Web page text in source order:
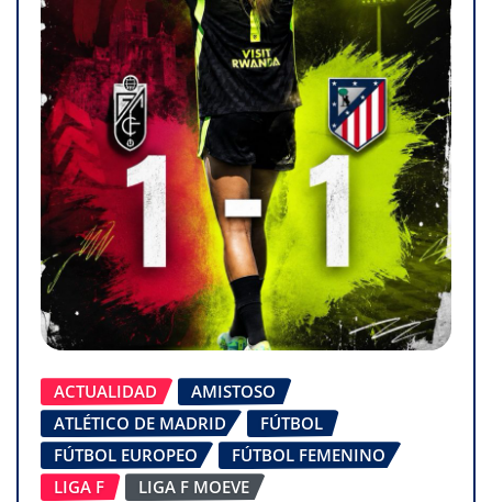
ACTUALIDAD
AMISTOSO
ATLÉTICO DE MADRID
FÚTBOL
FÚTBOL EUROPEO
FÚTBOL FEMENINO
LIGA F
LIGA F MOEVE